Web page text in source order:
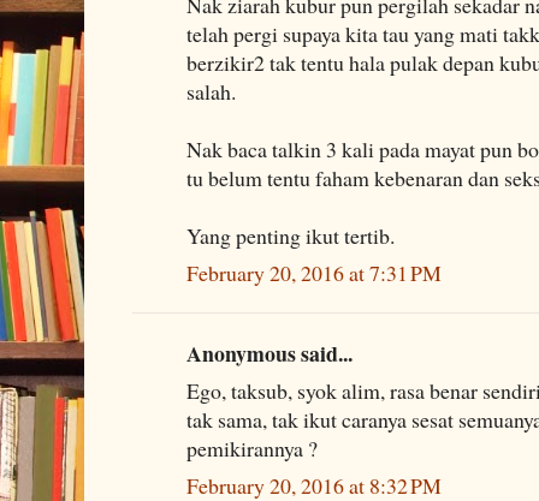
telah pergi supaya kita tau yang mati
berzikir2 tak tentu hala pulak depan
salah.
Nak baca talkin 3 kali pada mayat pun
tu belum tentu faham kebenaran dan
Yang penting ikut tertib.
February 20, 2016 at 7:31 PM
Anonymous said...
Ego, taksub, syok alim, rasa benar
tak sama, tak ikut caranya sesat
pemikirannya ?
February 20, 2016 at 8:32 PM